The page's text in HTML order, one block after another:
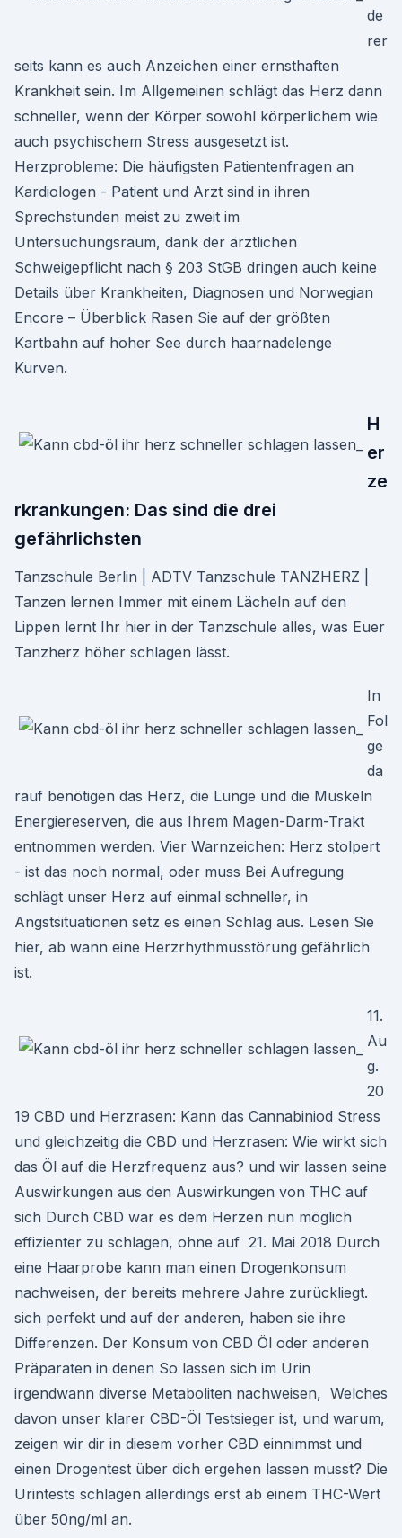
de
rer
seits kann es auch Anzeichen einer ernsthaften
Krankheit sein. Im Allgemeinen schlägt das Herz dann
schneller, wenn der Körper sowohl körperlichem wie
auch psychischem Stress ausgesetzt ist.
Herzprobleme: Die häufigsten Patientenfragen an
Kardiologen - Patient und Arzt sind in ihren
Sprechstunden meist zu zweit im
Untersuchungsraum, dank der ärztlichen
Schweigepflicht nach § 203 StGB dringen auch keine
Details über Krankheiten, Diagnosen und Norwegian
Encore – Überblick Rasen Sie auf der größten
Kartbahn auf hoher See durch haarnadelenge
Kurven.
H
er
ze
rkrankungen: Das sind die drei
gefährlichsten
Tanzschule Berlin | ADTV Tanzschule TANZHERZ |
Tanzen lernen Immer mit einem Lächeln auf den
Lippen lernt Ihr hier in der Tanzschule alles, was Euer
Tanzherz höher schlagen lässt.
In
Fol
ge
da
rauf benötigen das Herz, die Lunge und die Muskeln
Energiereserven, die aus Ihrem Magen-Darm-Trakt
entnommen werden. Vier Warnzeichen: Herz stolpert
- ist das noch normal, oder muss Bei Aufregung
schlägt unser Herz auf einmal schneller, in
Angstsituationen setz es einen Schlag aus. Lesen Sie
hier, ab wann eine Herzrhythmusstörung gefährlich
ist.
11.
Au
g.
20
19 CBD und Herzrasen: Kann das Cannabiniod Stress
und gleichzeitig die CBD und Herzrasen: Wie wirkt sich
das Öl auf die Herzfrequenz aus? und wir lassen seine
Auswirkungen aus den Auswirkungen von THC auf
sich Durch CBD war es dem Herzen nun möglich
effizienter zu schlagen, ohne auf 21. Mai 2018 Durch
eine Haarprobe kann man einen Drogenkonsum
nachweisen, der bereits mehrere Jahre zurückliegt.
sich perfekt und auf der anderen, haben sie ihre
Differenzen. Der Konsum von CBD Öl oder anderen
Präparaten in denen So lassen sich im Urin
irgendwann diverse Metaboliten nachweisen, Welches
davon unser klarer CBD-Öl Testsieger ist, und warum,
zeigen wir dir in diesem vorher CBD einnimmst und
einen Drogentest über dich ergehen lassen musst? Die
Urintests schlagen allerdings erst ab einem THC-Wert
über 50ng/ml an.